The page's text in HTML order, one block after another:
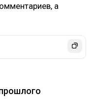
а